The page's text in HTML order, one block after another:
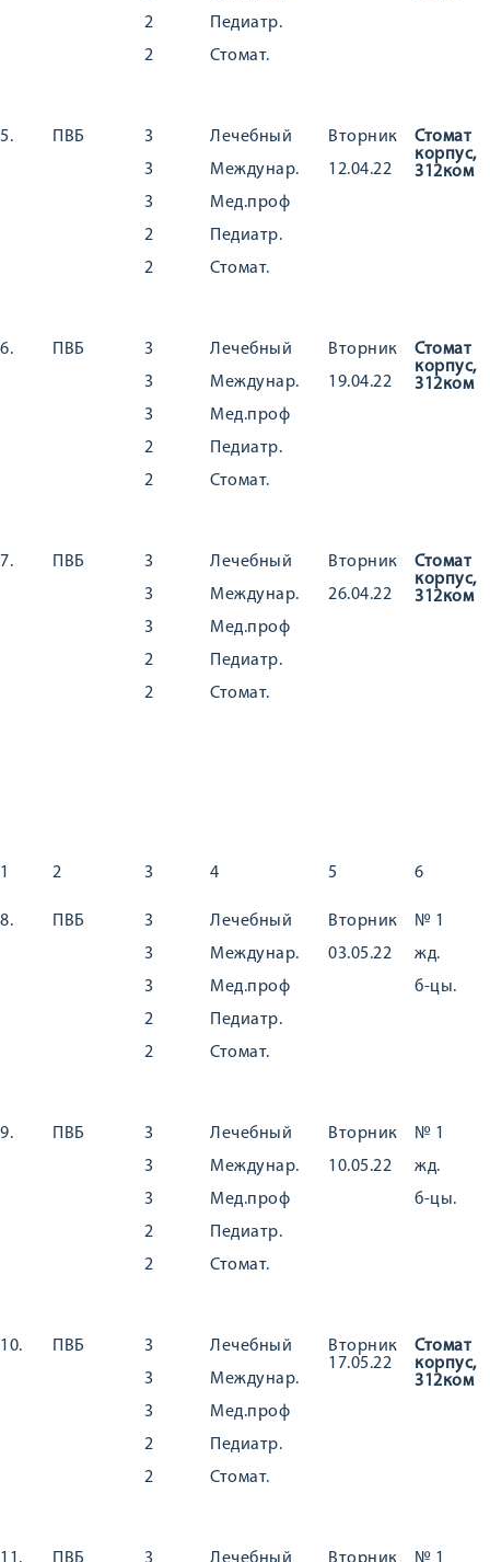
2
2
Педиатр.
Стомат.
5. ПВБ
3
3
3
2
2
Лечебный
Междунар.
Мед.проф
Педиатр.
Стомат.
Вторник
12.04.22
Стомат
корпус,
312ком
6. ПВБ
3
3
3
2
2
Лечебный
Междунар.
Мед.проф
Педиатр.
Стомат.
Вторник
19.04.22
Стомат
корпус,
312ком
7. ПВБ
3
3
3
2
2
Лечебный
Междунар.
Мед.проф
Педиатр.
Стомат.
Вторник
26.04.22
Стомат
корпус,
312ком
1 2 3 4 5 6
8. ПВБ
3
3
3
2
2
Лечебный
Междунар.
Мед.проф
Педиатр.
Стомат.
Вторник
03.05.22
№ 1
жд.
б-цы.
9. ПВБ
3
3
3
2
2
Лечебный
Междунар.
Мед.проф
Педиатр.
Стомат.
Вторник
10.05.22
№ 1
жд.
б-цы.
10. ПВБ
3
3
3
2
2
Лечебный
Междунар.
Мед.проф
Педиатр.
Стомат.
Вторник
17.05.22
Стомат
корпус,
312ком